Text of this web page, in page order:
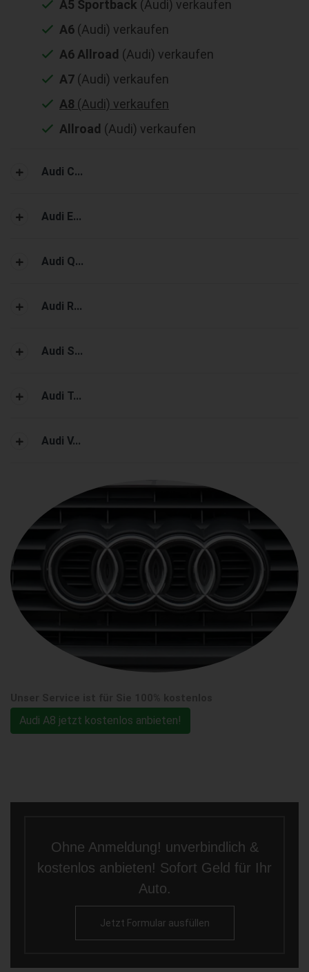
A5 Sportback (Audi) verkaufen
A6 (Audi) verkaufen
A6 Allroad (Audi) verkaufen
A7 (Audi) verkaufen
A8 (Audi) verkaufen
Allroad (Audi) verkaufen
Audi C...
Audi E...
Audi Q...
Audi R...
Audi S...
Audi T...
Audi V...
Audi A8 jetzt kostenlos anbieten!
Ohne Anmeldung! unverbindlich &
kostenlos anbieten! Sofort Geld für Ihr
Auto.
Jetzt Formular ausfüllen